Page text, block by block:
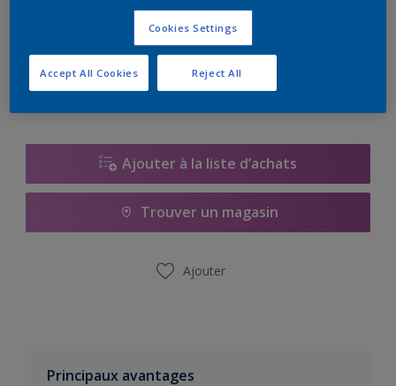
Ajouter à la liste d’achats
Trouver un magasin
Ajouter
Principaux avantages
Cookies Settings
Reject All
Accept All Cookies